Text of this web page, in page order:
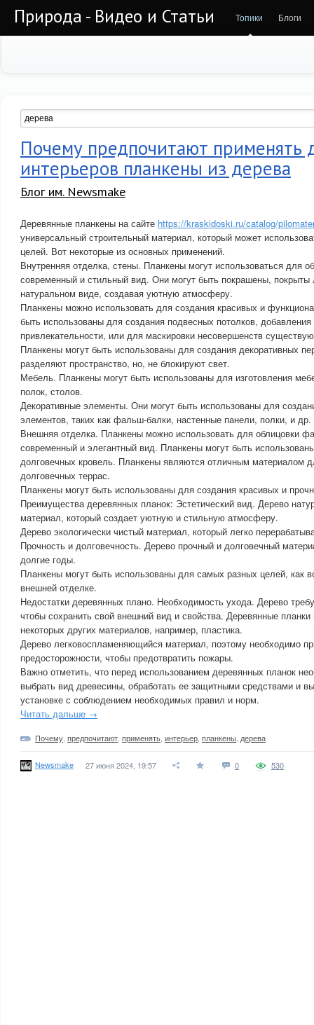
Природа - Видео и Статьи Топики Блоги
Почему предпочитают применять
интерьеров планкены из дерева
Блог им. Newsmake
Деревянные планкены на сайте https://kraskidoski.ru/catalog/
универсальный строительный материал, который может
целей. Вот некоторые из основных применений.
Внутренняя отделка, стены. Планкены могут использоваться для
современный и стильный вид. Они могут быть покрашены,
натуральном виде, создавая уютную атмосферу.
Планкены можно использовать для создания красивых и
быть использованы для создания подвесных потолков, добавления
привлекательности, или для маскировки несовершенств
Планкены могут быть использованы для создания декоративных
разделяют пространство, но, не блокируют свет.
Мебель. Планкены могут быть использованы для изготовления
полок, столов.
Декоративные элементы. Они могут быть использованы для
элементов, таких как фальш-балки, настенные панели, полки, и др.
Внешняя отделка. Планкены можно использовать для облицовки
современный и элегантный вид. Планкены могут быть
долговечных кровель. Планкены являются отличным материалом
долговечных террас.
Планкены могут быть использованы для создания красивых и
Преимущества деревянных планок: Эстетический вид. Дерево
материал, который создает уютную и стильную атмосферу.
Дерево экологически чистый материал, который легко
Прочность и долговечность. Дерево прочный и долговечный
долгие годы.
Планкены могут быть использованы для самых разных целей, как
внешней отделке.
Недостатки деревянных плано. Необходимость ухода. Дерево
чтобы сохранить свой внешний вид и свойства. Деревянные
некоторых других материалов, например, пластика.
Дерево легковоспламеняющийся материал, поэтому необходимо
предосторожности, чтобы предотвратить пожары.
Важно отметить, что перед использованием деревянных планок
выбрать вид древесины, обработать ее защитными средствами и
установке с соблюдением необходимых правил и норм.
Читать дальше →
Почему предпочитают применять интерьер планкены дерева
Newsmake 27 июня 2024, 19:57 0 530